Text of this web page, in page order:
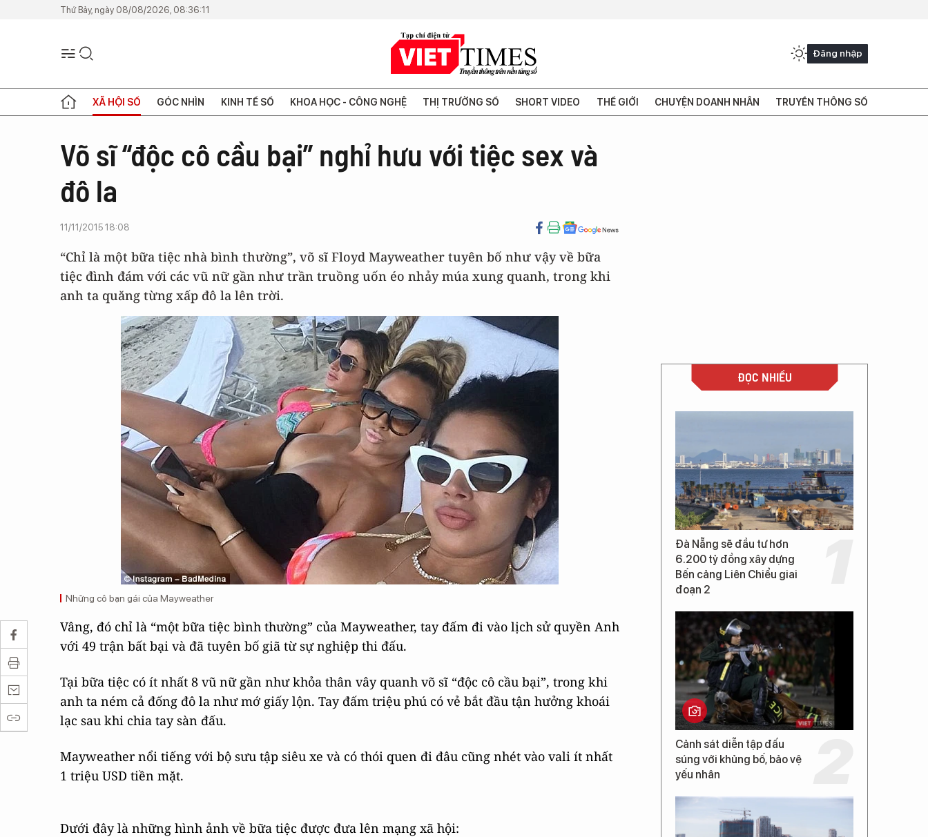
Thứ Bảy, ngày 08/08/2026, 08:36:11
Đăng nhập
XÃ HỘI SỐ GÓC NHÌN KINH TẾ SỐ KHOA HỌC - CÔNG NGHỆ THỊ TRƯỜNG SỐ SHORT VIDEO THẾ GIỚI CHUYỆN DOANH NHÂN TRUYỀN THÔNG SỐ
Võ sĩ “độc cô cầu bại” nghỉ hưu với tiệc sex và
đô la
11/11/2015 18:08
“Chỉ là một bữa tiệc nhà bình thường”, võ sĩ Floyd Mayweather tuyên bố như vậy về bữa
tiệc đình đám với các vũ nữ gần như trần truồng uốn éo nhảy múa xung quanh, trong khi
anh ta quăng từng xấp đô la lên trời.
Những cô bạn gái của Mayweather
Vâng, đó chỉ là “một bữa tiệc bình thường” của Mayweather, tay đấm đi vào lịch sử quyền Anh
với 49 trận bất bại và đã tuyên bố giã từ sự nghiệp thi đấu.
Tại bữa tiệc có ít nhất 8 vũ nữ gần như khỏa thân vây quanh võ sĩ “độc cô cầu bại”, trong khi
anh ta ném cả đống đô la như mớ giấy lộn. Tay đấm triệu phú có vẻ bắt đầu tận hưởng khoái
lạc sau khi chia tay sàn đấu.
Mayweather nổi tiếng với bộ sưu tập siêu xe và có thói quen đi đâu cũng nhét vào vali ít nhất
1 triệu USD tiền mặt.
Dưới đây là những hình ảnh về bữa tiệc được đưa lên mạng xã hội:
ĐỌC NHIỀU
Đà Nẵng sẽ đầu tư hơn
6.200 tỷ đồng xây dựng
Bến cảng Liên Chiểu giai
đoạn 2
Cảnh sát diễn tập đấu
súng với khủng bố, bảo vệ
yếu nhân